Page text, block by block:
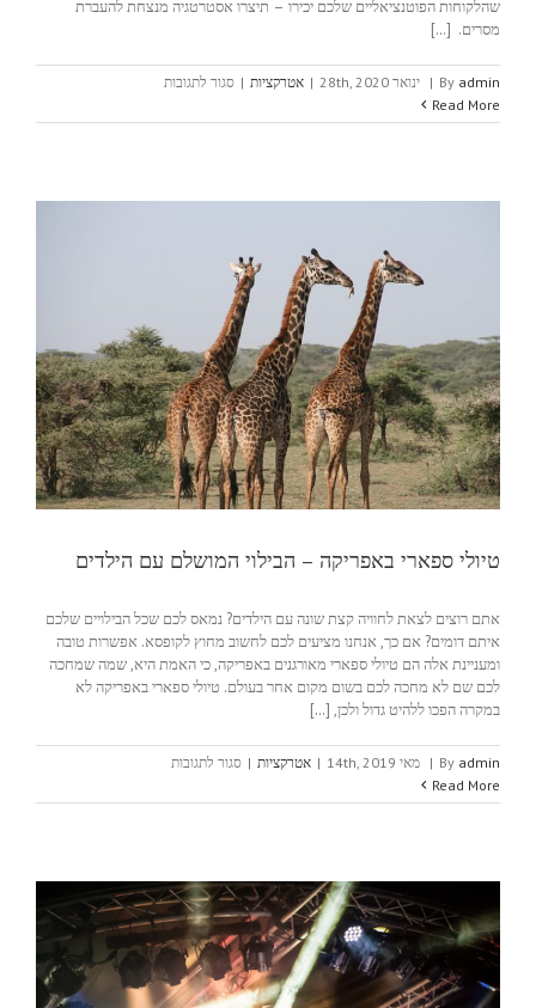
שהלקוחות הפוטנציאליים שלכם יכירו – תיצרו אסטרטגיה מנצחת להעברת
מסרים. [...]
By admin
| ינואר 28th, 2020 | אטרקציות | סגור לתגובות
קיוב
Read More
טיולי ספארי באפריקה – הבילוי המושלם עם הילדים
אתם רוצים לצאת לחוויה קצת שונה עם הילדים? נמאס לכם שכל הבילויים שלכם
איתם דומים? אם כך, אנחנו מציעים לכם לחשוב מחוץ לקופסא. אפשרות טובה
ומעניינת אלה הם טיולי ספארי מאורגנים באפריקה, כי האמת היא, שמה שמחכה
לכם שם לא מחכה לכם בשום מקום אחר בעולם. טיולי ספארי באפריקה לא
במקרה הפכו ללהיט גדול ולכן, [...]
By admin
| מאי 14th, 2019 | אטרקציות | סגור לתגובות
ספארי
המושלם
עם
הילדים
Read More